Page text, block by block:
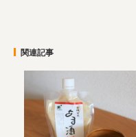
関連記事